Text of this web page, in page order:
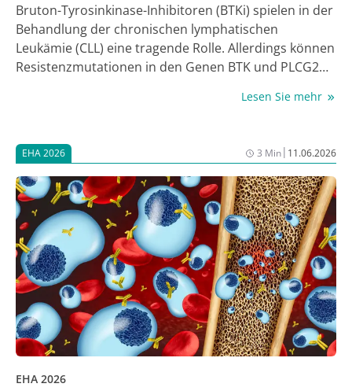
Bruton-Tyrosinkinase-Inhibitoren (BTKi) spielen in der
Behandlung der chronischen lymphatischen
Leukämie (CLL) eine tragende Rolle. Allerdings können
Resistenzmutationen in den Genen BTK und PLCG2
der Erkrankung führen. Eine beim Jahreskongress der
vorgestellte Phase-II-Studie untersuchte eine
Strategie, dieser Resistenzbildung proaktiv zu
begegnen. Erkrankte mit CLL, bei denen unter
Therapie mit dem BTKi Ibrutinib eine
Resistenzmutation nachgewiesen wurde, erhielten
zusätzlich Venetoclax. Dies führte zur
Rückentwicklung der Mutationen, verlängerte das
progressionsfreie Überleben (PFS) und ermöglichte
den Erkrankten außerdem ein Absetzen der Therapie
[1].
Lesen Sie mehr
EHA 2026 3 Min| 11.06.2026
EHA 2026